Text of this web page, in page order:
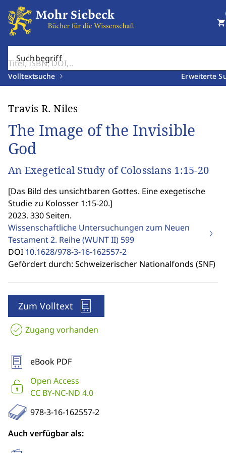
Suchbegriff
Volltextsuche Erweiterte
shopping_cart
Travis R. Niles
The Image of the Invisible
God
An Exegetical Study of Colossians 1:15-20
[Das Bild des unsichtbaren Gottes. Eine exegetische
Studie zu Kolosser 1:15-20.]
2023. 330 Seiten.
Wissenschaftliche Untersuchungen zum Neuen
Testament 2. Reihe (WUNT II) 599
DOI 10.1628/978-3-16-162557-2
Gefördert durch: Schweizerischer Nationalfonds (SNF)
Zum Volltext
Zugang vorhanden
eBook PDF
Open Access
CC BY-NC-ND 4.0
978-3-16-162557-2
Auch verfügbar als: